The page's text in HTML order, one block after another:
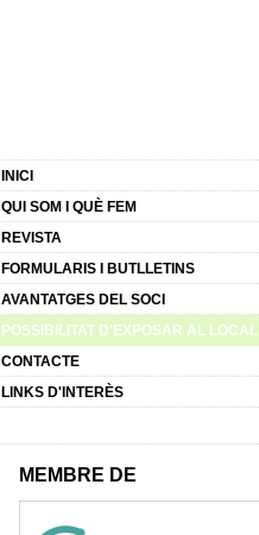
INICI
QUI SOM I QUÈ FEM
REVISTA
FORMULARIS I BUTLLETINS
AVANTATGES DEL SOCI
POSSIBILITAT D'EXPOSAR AL LOCAL
CONTACTE
LINKS D'INTERÈS
MEMBRE DE